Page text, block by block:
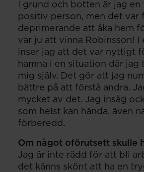
I grund och botten är jag
positiv person, men det var
deprimerande att åka hem
var ju att vinna Robinsson! I
inser jag att det var nyttigt
hamna i en situation där jag
mig själv. Det gör att jag
bättre på att förstå andra.
mycket av det. Jag insåg
som helst kan hända, även
förberedd.
Om något oförutsett skulle
Jag är inte rädd för att bli
det känns skönt att ha en